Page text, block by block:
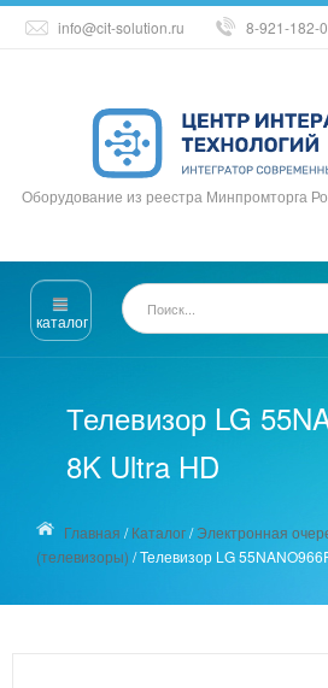
info@cit-solution.ru 8-921-182-
Оборудование из реестра Минпромторга
каталог
Телевизор LG
8K Ultra HD
Главная /Каталог/Электронная
(телевизоры) /Телевизор LG